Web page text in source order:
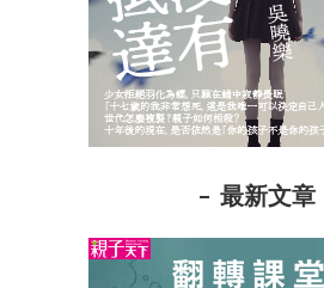
最新文章